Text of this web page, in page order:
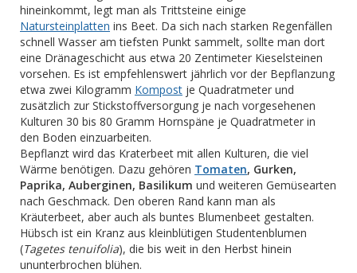
hineinkommt, legt man als Trittsteine einige
Natursteinplatten ins Beet. Da sich nach starken Regenfällen
schnell Wasser am tiefsten Punkt sammelt, sollte man dort
eine Dränageschicht aus etwa 20 Zentimeter Kieselsteinen
vorsehen. Es ist empfehlenswert jährlich vor der Bepflanzung
etwa zwei Kilogramm Kompost je Quadratmeter und
zusätzlich zur Stickstoffversorgung je nach vorgesehenen
Kulturen 30 bis 80 Gramm Hornspäne je Quadratmeter in
den Boden einzuarbeiten.
Bepflanzt wird das Kraterbeet mit allen Kulturen, die viel
Wärme benötigen. Dazu gehören Tomaten, Gurken,
Paprika, Auberginen, Basilikum und weiteren Gemüsearten
nach Geschmack. Den oberen Rand kann man als
Kräuterbeet, aber auch als buntes Blumenbeet gestalten.
Hübsch ist ein Kranz aus kleinblütigen Studentenblumen
(Tagetes tenuifolia), die bis weit in den Herbst hinein
ununterbrochen blühen.